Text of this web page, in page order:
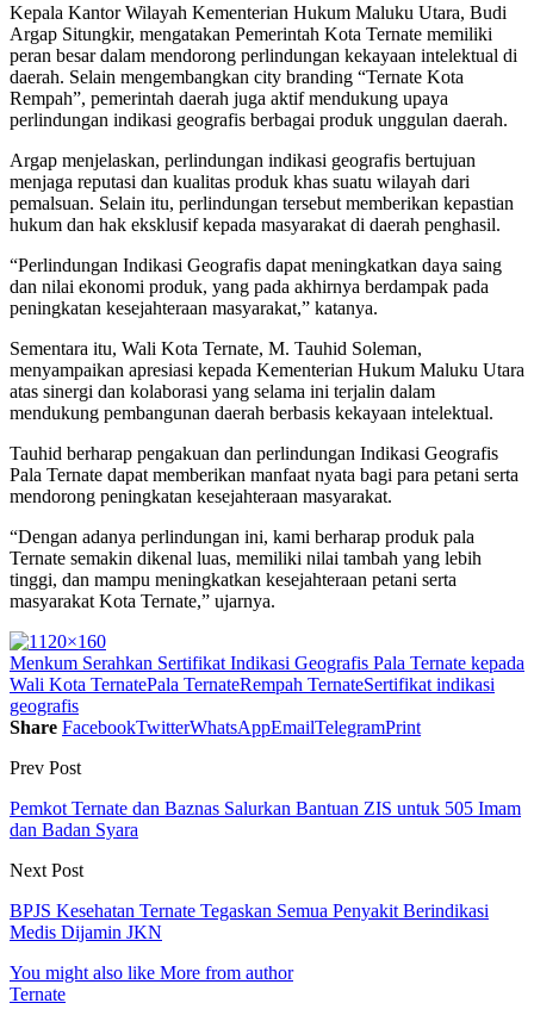
Kepala Kantor Wilayah Kementerian Hukum Maluku Utara, Budi
Argap Situngkir, mengatakan Pemerintah Kota Ternate memiliki
peran besar dalam mendorong perlindungan kekayaan intelektual di
daerah. Selain mengembangkan city branding “Ternate Kota
Rempah”, pemerintah daerah juga aktif mendukung upaya
perlindungan indikasi geografis berbagai produk unggulan daerah.
Argap menjelaskan, perlindungan indikasi geografis bertujuan
menjaga reputasi dan kualitas produk khas suatu wilayah dari
pemalsuan. Selain itu, perlindungan tersebut memberikan kepastian
hukum dan hak eksklusif kepada masyarakat di daerah penghasil.
“Perlindungan Indikasi Geografis dapat meningkatkan daya saing
dan nilai ekonomi produk, yang pada akhirnya berdampak pada
peningkatan kesejahteraan masyarakat,” katanya.
Sementara itu, Wali Kota Ternate, M. Tauhid Soleman,
menyampaikan apresiasi kepada Kementerian Hukum Maluku Utara
atas sinergi dan kolaborasi yang selama ini terjalin dalam
mendukung pembangunan daerah berbasis kekayaan intelektual.
Tauhid berharap pengakuan dan perlindungan Indikasi Geografis
Pala Ternate dapat memberikan manfaat nyata bagi para petani serta
mendorong peningkatan kesejahteraan masyarakat.
“Dengan adanya perlindungan ini, kami berharap produk pala
Ternate semakin dikenal luas, memiliki nilai tambah yang lebih
tinggi, dan mampu meningkatkan kesejahteraan petani serta
masyarakat Kota Ternate,” ujarnya.
Menkum Serahkan Sertifikat Indikasi Geografis Pala Ternate kepada
Wali Kota TernatePala TernateRempah TernateSertifikat indikasi
geografis
Share FacebookTwitterWhatsAppEmailTelegramPrint
Prev Post
Pemkot Ternate dan Baznas Salurkan Bantuan ZIS untuk 505 Imam
dan Badan Syara
Next Post
BPJS Kesehatan Ternate Tegaskan Semua Penyakit Berindikasi
Medis Dijamin JKN
You might also like More from author
Ternate